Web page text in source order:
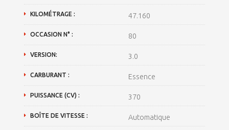
KILOMÉTRAGE : 47.160
OCCASION N° : 80
VERSION: 3.0
CARBURANT : Essence
PUISSANCE (CV) : 370
BOÎTE DE VITESSE : Automatique